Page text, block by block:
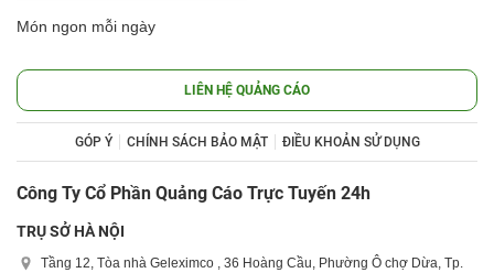
Món ngon mỗi ngày
LIÊN HỆ QUẢNG CÁO
GÓP Ý CHÍNH SÁCH BẢO MẬT ĐIỀU KHOẢN SỬ DỤNG
Công Ty Cổ Phần Quảng Cáo Trực Tuyến 24h
TRỤ SỞ HÀ NỘI
Tầng 12, Tòa nhà Geleximco , 36 Hoàng Cầu, Phường Ô chợ Dừa, Tp.